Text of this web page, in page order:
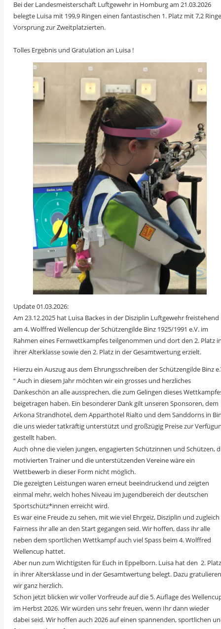
Bei der Landesmeisterschaft Luftgewehr in Homburg am 21.03.2026
belegte Luisa mit 199,9 Ringen einen fantastischen 1. Platz mit 7,2
Vorsprung zur Zweitplatzierten.
Tolles Ergebnis und Gratulation an Luisa !
Update 01.03.2026:
Am 23.12.2025 hat Luisa Backes in der Disziplin Luftgewehr freistehend
am 4. Wolffred Wellencup der Schützengilde Binz 1925/1991 e.V. im
Rahmen eines Fernwettkampfes teilgenommen und dort den 2. Platz
ihrer Alterklasse sowie den 2. Platz in der Gesamtwertung erzielt.
Hierzu ein Auszug aus dem Ehrungsschreiben der Schützengilde Binz
“ Auch in diesem Jahr möchten wir ein grosses und herzliches
Dankeschön an alle aussprechen, die zum Gelingen dieses
beigetragen haben. Ein besonderer Dank gilt unseren Sponsoren, dem
Arkona Strandhotel, dem Apparthotel Rialto und dem Sanddorns in
die uns wieder tatkräftig unterstützt und großzügig Preise zur
gestellt haben.
Auch ohne die vielen jungen, engagierten Schützinnen und Schützen,
motivierten Trainer und die unterstützenden Vereine wäre ein
Wettbewerb in dieser Form nicht möglich.
Die gezeigten Leistungen waren erneut beeindruckend und zeigten
einmal mehr, welch hohes Niveau im Jugendbereich der deutschen
Sportschütz*innen erreicht wird.
Es war eine Freude zu sehen, mit wie viel Ehrgeiz, Disziplin und zugleich
Fairness ihr alle an den Start gegangen seid. Wir hoffen, dass ihr alle
neben dem sportlichen Wettkampf auch viel Spass beim 4. Wolffred
Wellencup hattet.
Aber nun zum Wichtigsten für Euch in Eppelborn. Luisa hat den 2. Platz
in ihrer Altersklasse und in der Gesamtwertung belegt. Dazu gratulieren
wir ganz herzlich.
Schon jetzt blicken wir voller Vorfreude auf die 5. Auflage des
im Herbst 2026. Wir würden uns sehr freuen, wenn Ihr dann wieder
dabei seid. Wir hoffen auch 2026 auf einen spannenden, sportlichen